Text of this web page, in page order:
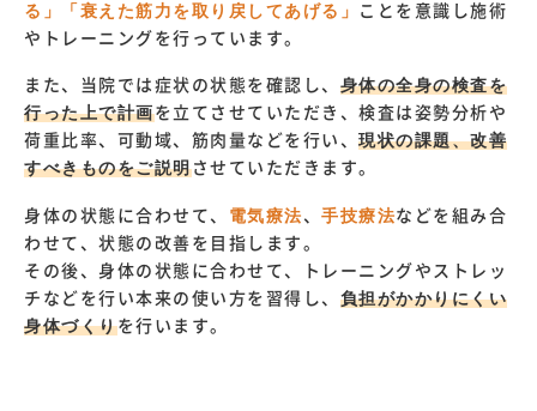
る」「衰えた筋力を取り戻してあげる」
ことを意識し施術
やトレーニングを行っています。
また、当院では症状の状態を確認し、 身体の全身の検査を
行った上で計画を立てさせていただき、検査は姿勢分析や
荷重比率、可動域、筋肉量などを行い、 現状の課題、改善
すべきものをご説明させていただきます。
身体の状態に合わせて、 電気療法、 手技療法などを組み合
わせて、状態の改善を目指します。
その後、身体の状態に合わせて、トレーニングやストレッ
チなどを行い本来の使い方を習得し、 負担がかかりにくい
身体づくりを行います。